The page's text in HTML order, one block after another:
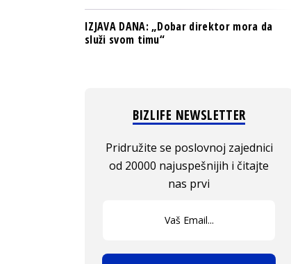
IZJAVA DANA: „Dobar direktor mora da
služi svom timu“
BIZLIFE NEWSLETTER
Pridružite se poslovnoj zajednici
od 20000 najuspešnijih i čitajte
nas prvi